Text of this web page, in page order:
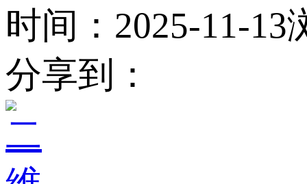
时间：2025-11-13
分享到：